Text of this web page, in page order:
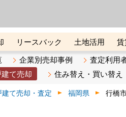
リースバック 土地活用
ー オンライン講座 リビンマ
企業別売却事例 査定利用
建て売却 住み替え・買い替え
建て売却・査定 福岡県 行橋